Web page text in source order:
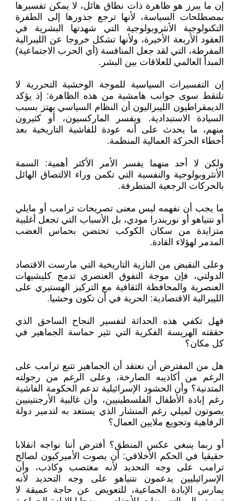
إن ما يبرز هو ظاهرة ذات نطاق هائل، لا يمكن تفسيرها
بمصطلحات السياسة، لأنها ترجع جذورها إلى الطفرة
التكنولوجية الأنثروبولوجية التي شهدتها البشرية في
العقود الأربعة الأخيرة، ولأنها تشكل خروجا عن الليبرالية
المفرطة، التي لقد جعل المنافسة (أي الحرب الاجتماعية)
المبدأ العالمي للعلاقات بين البشر.
إن التفسيرات السياسية للموجة الوحشية التحررية لا
تلتقط سوى جوانب هامشية من هذه الظاهرة: إذ يؤكد
الديمقراطيون الليبراليون أن النظام السياسي يهتز بسبب
السيادة الاستبدادية. ويفسر الماركسيون، أو كثيرون
منهم، ما يحدث على أنه عودة للفاشية التاريخية بعد
أخطاء الحركة العمالية المنظمة.
ولكن لا أحد منهما يفسر الأمر الأكثر أهمية: السمة
الأنثروبولوجية والنفسية التي تكمن وراء الالتصاق الهائل
بالحركات الرجعية المتطرفة.
ما يجب أن نفهمه ليس معنى تصريحات ترامب أو مايلي
أو نتنياهو أو نوريندرا مودي، بل الأسباب التي تجعل أغلبية
متزايدة من سكان الكوكب تحتضن بحماس الغضب
المدمر لهؤلاء القادة.
وعلى النقيض من النازية التاريخية التي مارست الاقتصاد
الدولتي، فإن موجة التفوق العنصري تدمج كليشيهات
العنصرية والمحافظة الثقافية مع التركيز الهستيري على
الليبرالية الاقتصادية: الحرية في أن تكون وحشيا.
فهل تكفي هذه الحداثة لتفسير النجاح الساحق الذي
حققته الهريسة الفكرية التي تثير حماسة الجماهير في
كل مكان؟
هل من المفترض أن نعتقد أن الجماهير تتبع ترامب على
الرغم من أكاذيبه الصارخة، وعلى الرغم من رجولته
المتدنية؟ وأن الحشود الإسرائيلية تدعم الحكومة الفاشية
رغم إبادة الأطفال الفلسطينيين، وأن غالبية الأرجنتينيين
يصوتون لميلي رغم المنشار الذي يستعد به لتدمير دولة
الرفاهية وتجويع ملايين العمال؟
أو ربما ينبغي عكس المنطق؟ أفترض أننا نواجه انقلابا
حقيقيا في الحكم الأخلاقي: أن يصوت الأميركيون لصالح
ترامب على وجه التحديد لأنه مغتصب وكاذب، وأن
الإسرائيليين يدعمون نتنياهو على وجه التحديد لأنه
يمارس الإبادة الجماعية، للتعويض عن حاجة عميقة لا